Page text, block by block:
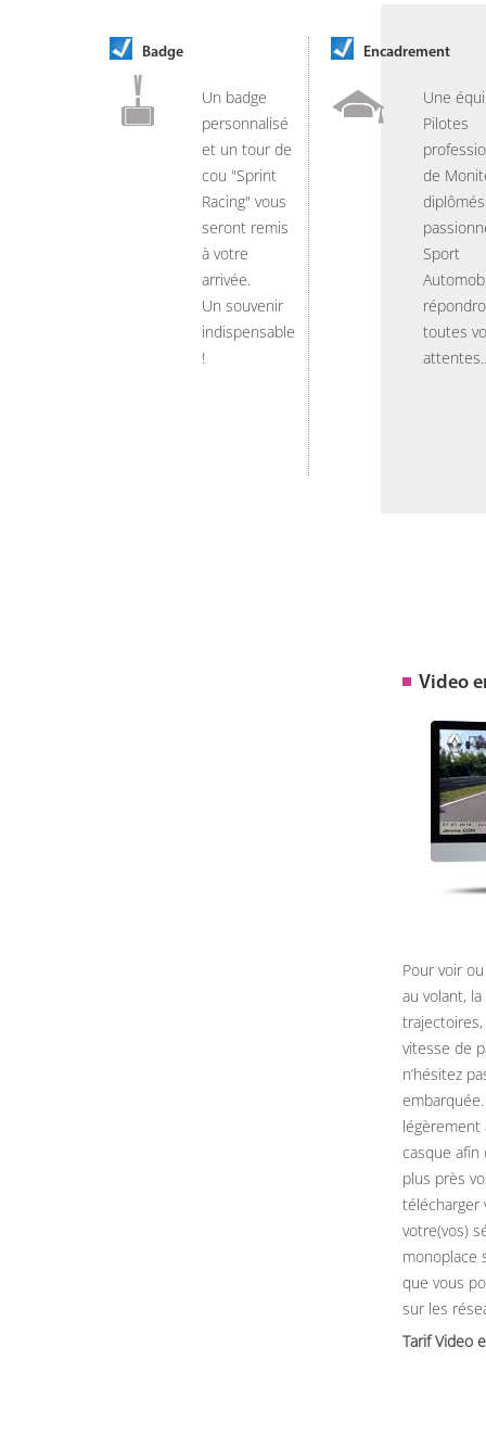
Badge
Un badge
personnalisé
et un tour de
cou "Sprint
Racing" vous
seront remis
à votre
arrivée.
Un souvenir
indispensable
!
Encadrement
Une
Pilotes
de
Sport
toutes
Video
Pour voir
au volant,
vitesse de
n’hésitez
légèrement
casque afin
plus près
télécharger
votre(vos)
monoplace
que vous
sur les
Tarif Video